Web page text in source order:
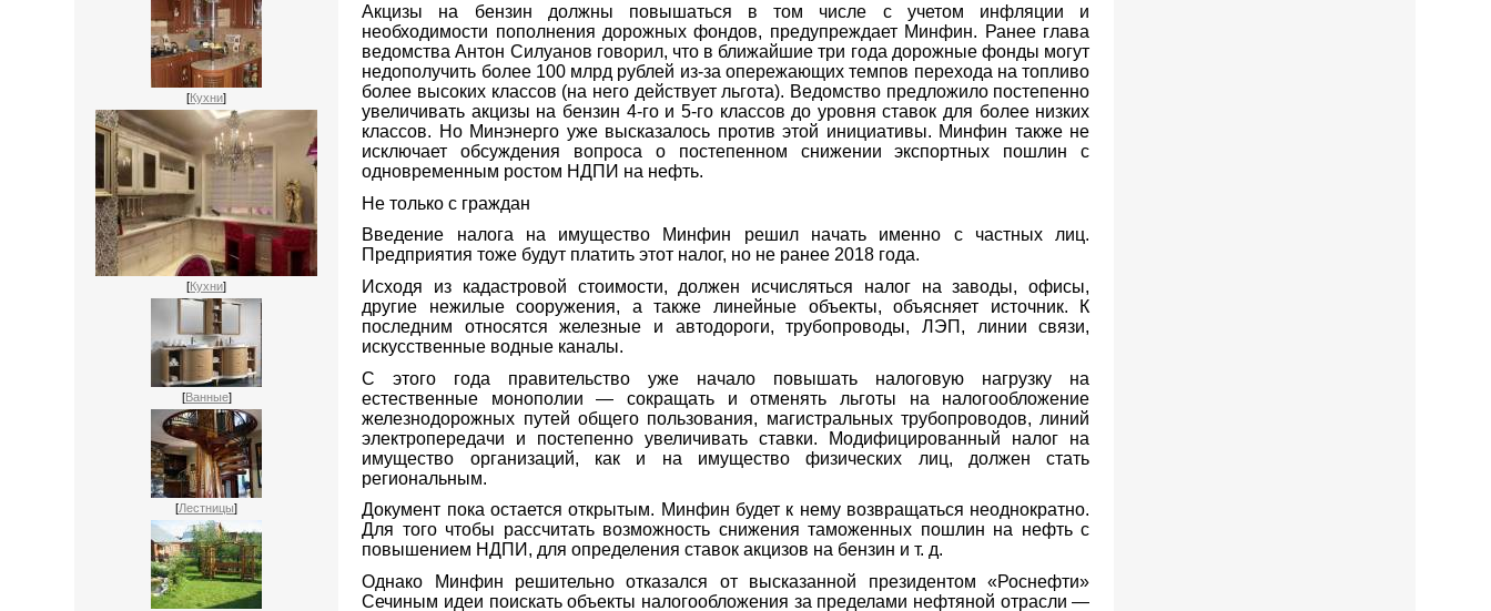
[Кухни]
[Кухни]
[Ванные]
[Лестницы]
Акцизы на бензин должны повышаться в том числе с учетом инфляции и
необходимости пополнения дорожных фондов, предупреждает Минфин. Ранее глава
ведомства Антон Силуанов говорил, что в ближайшие три года дорожные фонды могут
недополучить более 100 млрд рублей из-за опережающих темпов перехода на топливо
более высоких классов (на него действует льгота). Ведомство предложило постепенно
увеличивать акцизы на бензин 4-го и 5-го классов до уровня ставок для более низких
классов. Но Минэнерго уже высказалось против этой инициативы. Минфин также не
исключает обсуждения вопроса о постепенном снижении экспортных пошлин с
одновременным ростом НДПИ на нефть.
Не только с граждан
Введение налога на имущество Минфин решил начать именно с частных лиц.
Предприятия тоже будут платить этот налог, но не ранее 2018 года.
Исходя из кадастровой стоимости, должен исчисляться налог на заводы, офисы,
другие нежилые сооружения, а также линейные объекты, объясняет источник. К
последним относятся железные и автодороги, трубопроводы, ЛЭП, линии связи,
искусственные водные каналы.
С этого года правительство уже начало повышать налоговую нагрузку на
естественные монополии — сокращать и отменять льготы на налогообложение
железнодорожных путей общего пользования, магистральных трубопроводов, линий
электропередачи и постепенно увеличивать ставки. Модифицированный налог на
имущество организаций, как и на имущество физических лиц, должен стать
региональным.
Документ пока остается открытым. Минфин будет к нему возвращаться неоднократно.
Для того чтобы рассчитать возможность снижения таможенных пошлин на нефть с
повышением НДПИ, для определения ставок акцизов на бензин и т. д.
Однако Минфин решительно отказался от высказанной президентом «Роснефти»
Сечиным идеи поискать объекты налогообложения за пределами нефтяной отрасли —